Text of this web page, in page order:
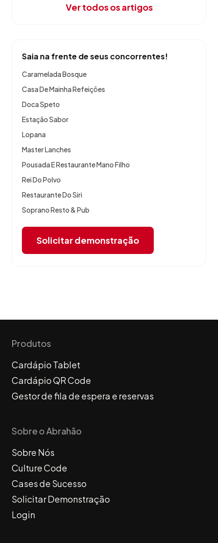
Ver todos os artigos
Saia na frente de seus concorrentes!
Caramelada Bosque
Casa De Mainha Refeições
Doca Speto
Estação Sabor
Lopana
Master Lanches
Pousada E Restaurante Mano Filho
Rei Do Polvo
Restaurante Do Siri
Soprano Resto & Pub
Solicitar demonstração
Produtos
Cardápio Tablet
Cardápio QR Code
Gestor de fila de espera e reservas
Sobre o Abrahão
Sobre Nós
Culture Code
Cases de Sucesso
Solicitar Demonstração
Login